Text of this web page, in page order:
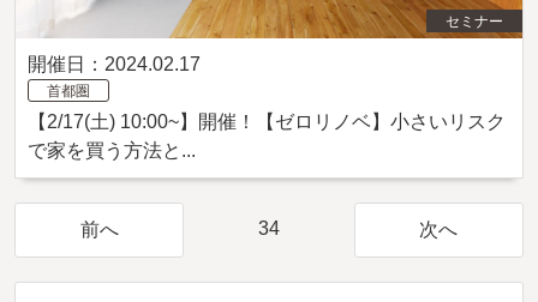
セミナー
開催日：2024.02.17
首都圏
【2/17(土) 10:00~】開催！【ゼロリノベ】小さいリスク
で家を買う方法と...
前へ 34 次へ